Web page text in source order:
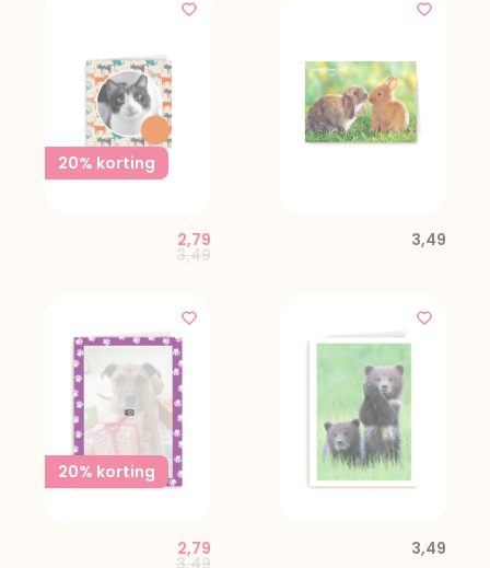
20% korting
Price reduced from
3,49to
2,79 3,49
20% korting
Price reduced from
3,49to
2,79 3,49